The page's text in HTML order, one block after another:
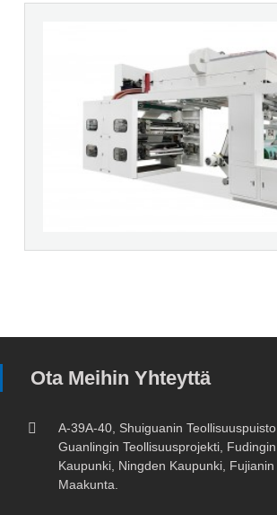
Ota Meihin Yhteyttä
A-39A-40, Shuiguanin Teollisuuspuisto,
Guanlingin Teollisuusprojekti, Fudingin
Kaupunki, Ningden Kaupunki, Fujianin
Maakunta.